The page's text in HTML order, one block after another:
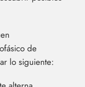
de
lo siguiente: